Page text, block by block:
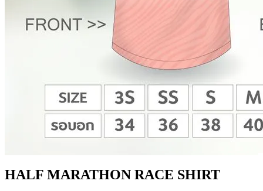
HALF MARATHON RACE SHIRT